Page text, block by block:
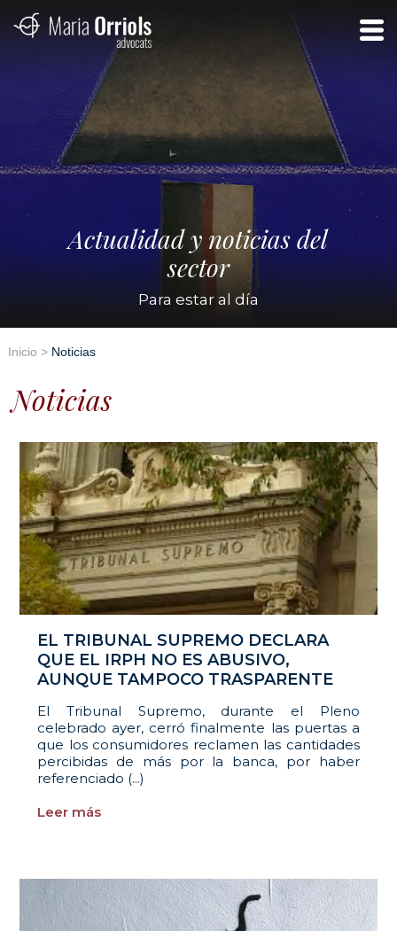
Actualidad y noticias del
sector
Para estar al día
Inicio > Noticias
Noticias
EL TRIBUNAL SUPREMO DECLARA
QUE EL IRPH NO ES ABUSIVO,
AUNQUE TAMPOCO TRASPARENTE
El Tribunal Supremo, durante el Pleno
celebrado ayer, cerró finalmente las puertas a
que los consumidores reclamen las cantidades
percibidas de más por la banca, por haber
referenciado (...)
Leer más